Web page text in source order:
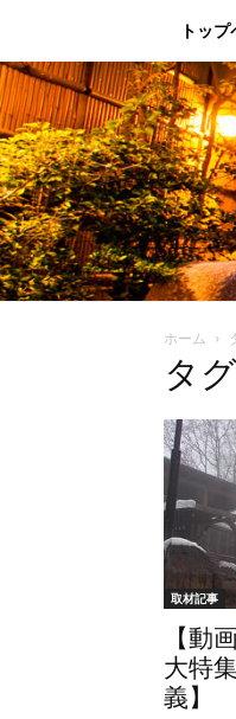
トッ
ホーム
タ
取材記事
【動
大特
義】